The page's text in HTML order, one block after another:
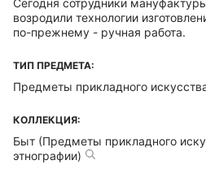
Сегодня сотрудники
возродили технологии
по-прежнему - ручная работа.
ТИП ПРЕДМЕТА:
Предметы прикладного
КОЛЛЕКЦИЯ:
Быт (Предметы прикладного
этнографии)